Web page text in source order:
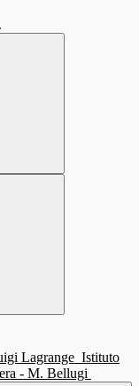
Lagrange Istituto
- M. Bellugi